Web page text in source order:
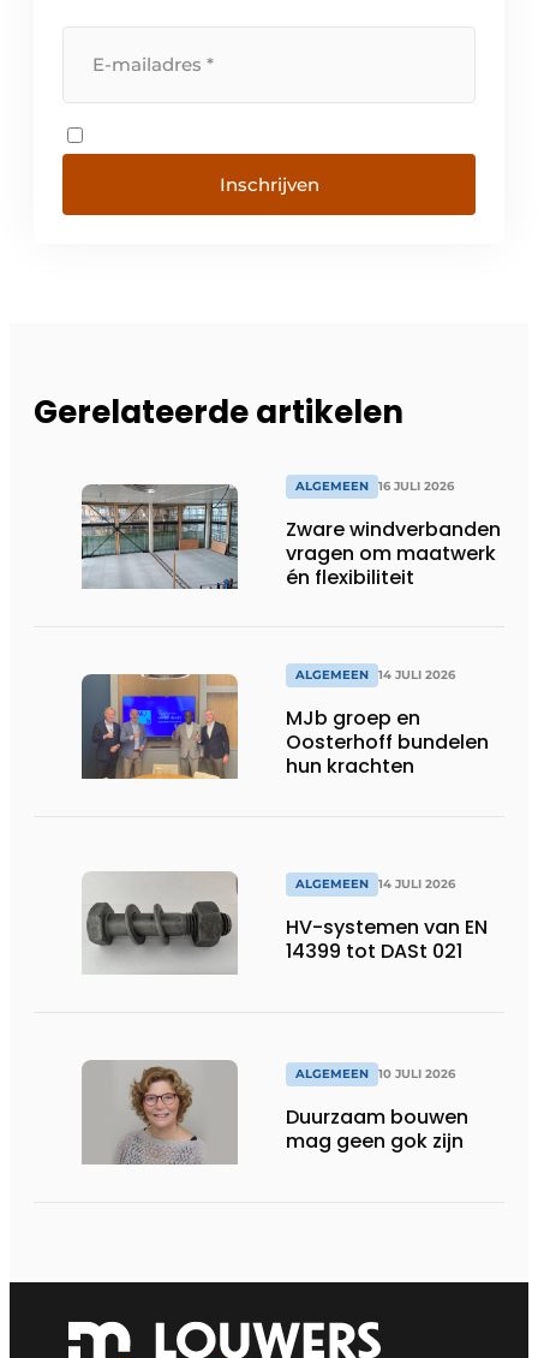
Inschrijven
Gerelateerde artikelen
ALGEMEEN 16 JULI 2026
Zware windverbanden
vragen om maatwerk
én flexibiliteit
ALGEMEEN 14 JULI 2026
MJb groep en
Oosterhoff bundelen
hun krachten
ALGEMEEN 14 JULI 2026
HV-systemen van EN
14399 tot DASt 021
ALGEMEEN 10 JULI 2026
Duurzaam bouwen
mag geen gok zijn